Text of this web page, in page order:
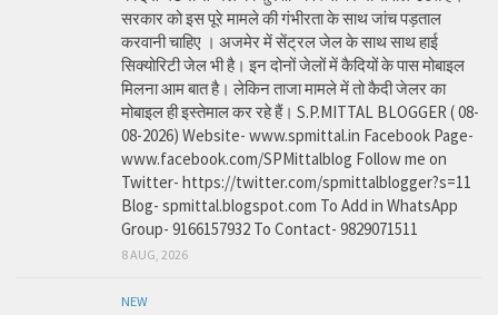
सरकार को इस पूरे मामले की गंभीरता के साथ जांच पड़ताल
करवानी चाहिए । अजमेर में सेंट्रल जेल के साथ साथ हाई
सिक्योरिटी जेल भी है। इन दोनों जेलों में कैदियों के पास मोबाइल
मिलना आम बात है। लेकिन ताजा मामले में तो कैदी जेलर का
मोबाइल ही इस्तेमाल कर रहे हैं। S.P.MITTAL BLOGGER ( 08-
08-2026) Website- www.spmittal.in Facebook Page-
www.facebook.com/SPMittalblog Follow me on
Twitter- https://twitter.com/spmittalblogger?s=11
Blog- spmittal.blogspot.com To Add in WhatsApp
Group- 9166157932 To Contact- 9829071511
8 AUG, 2026
NEW